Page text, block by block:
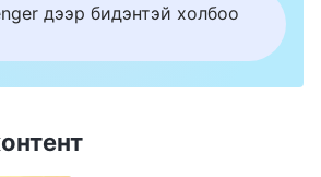
дээр бидэнтэй холбоо